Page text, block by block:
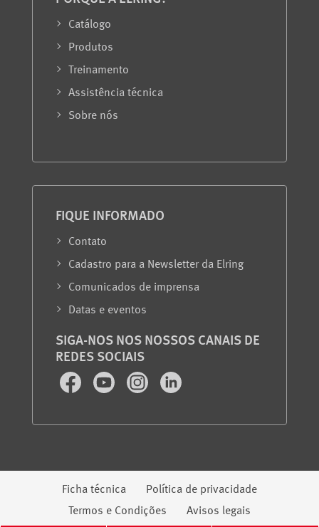
Catálogo
Produtos
Treinamento
Assistência técnica
Sobre nós
FIQUE INFORMADO
Contato
Cadastro para a Newsletter da Elring
Comunicados de imprensa
Datas e eventos
SIGA-NOS NOS NOSSOS CANAIS DE
REDES SOCIAIS
FacebookYoutube InstagramLinkedIn
Informação jurídica
Ficha técnica
Política de privacidade
Termos e Condições
Avisos legais